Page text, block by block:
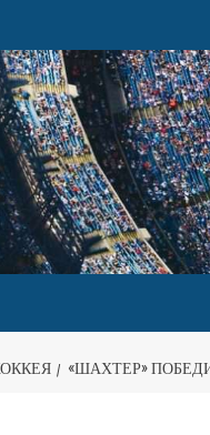
«ШАХТЕР»